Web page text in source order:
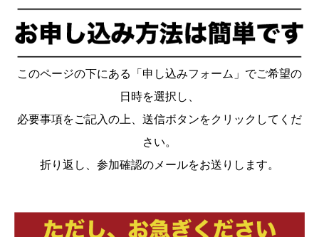
このページの下にある「申し込みフォーム」でご希望の
日時を選択し、
必要事項をご記入の上、送信ボタンをクリックしてくだ
さい。
折り返し、参加確認のメールをお送りします。